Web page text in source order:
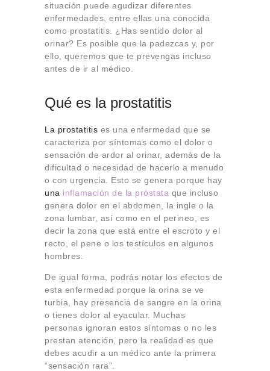
situación puede agudizar diferentes
enfermedades, entre ellas una conocida
como prostatitis. ¿Has sentido dolor al
orinar? Es posible que la padezcas y, por
ello, queremos que te prevengas incluso
antes de ir al médico.
Qué es la prostatitis
La prostatitis es una enfermedad que se
caracteriza por síntomas como el dolor o
sensación de ardor al orinar, además de la
dificultad o necesidad de hacerlo a menudo
o con urgencia. Esto se genera porque hay
una inflamación de la próstata que incluso
genera dolor en el abdomen, la ingle o la
zona lumbar, así como en el perineo, es
decir la zona que está entre el escroto y el
recto, el pene o los testículos en algunos
hombres.
De igual forma, podrás notar los efectos de
esta enfermedad porque la orina se ve
turbia, hay presencia de sangre en la orina
o tienes dolor al eyacular. Muchas
personas ignoran estos síntomas o no les
prestan atención, pero la realidad es que
debes acudir a un médico ante la primera
“sensación rara”.